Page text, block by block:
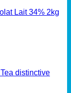
Lait 34% 2kg
distinctive